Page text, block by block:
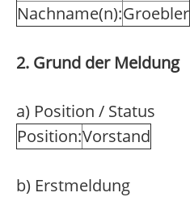
Nachname(n):Groebler
2. Grund der Meldung
a) Position / Status
Position:Vorstand
b) Erstmeldung